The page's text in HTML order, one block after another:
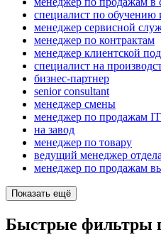
специалист по обучению
менеджер сервисной
менеджер по контрактам
менеджер клиентской
специалист на
бизнес-партнер
senior consultant
менеджер смены
менеджер по продажам IT
на завод
менеджер по товару
ведущий менеджер
менеджер по продажам
Показать ещё
Быстрые фильтры